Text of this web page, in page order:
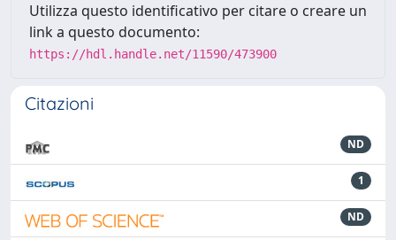
Utilizza questo identificativo per citare o creare un
link a questo documento:
https://hdl.handle.net/11590/473900
Citazioni
ND
1
ND